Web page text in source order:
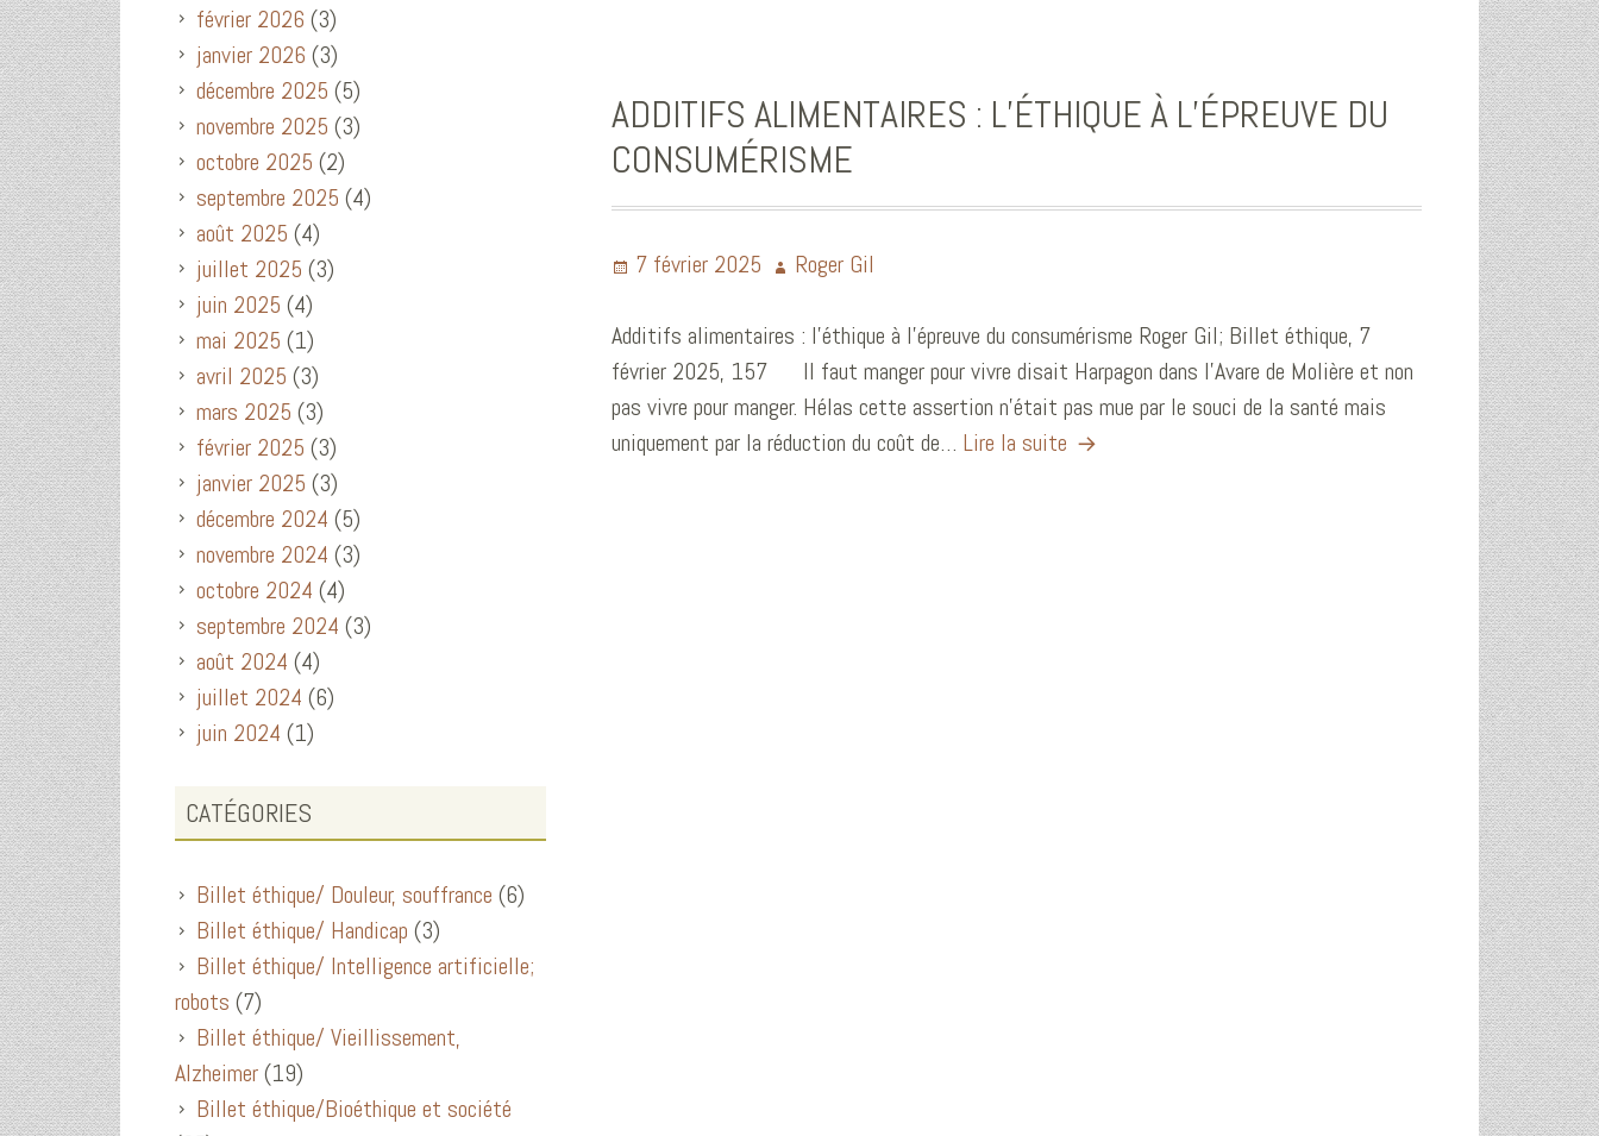
ADDITIFS ALIMENTAIRES : L’ÉTHIQUE À L’ÉPREUVE DU
CONSUMÉRISME
7 février 2025 Roger Gil
Additifs alimentaires : l’éthique à l’épreuve du consumérisme Roger Gil; Billet éthique, 7
février 2025, 157 Il faut manger pour vivre disait Harpagon dans l’Avare de Molière et non
pas vivre pour manger. Hélas cette assertion n’était pas mue par le souci de la santé mais
uniquement par la réduction du coût de… Lire la suite
février 2026 (3)
janvier 2026 (3)
décembre 2025 (5)
novembre 2025 (3)
octobre 2025 (2)
septembre 2025 (4)
août 2025 (4)
juillet 2025 (3)
juin 2025 (4)
mai 2025 (1)
avril 2025 (3)
mars 2025 (3)
février 2025 (3)
janvier 2025 (3)
décembre 2024 (5)
novembre 2024 (3)
octobre 2024 (4)
septembre 2024 (3)
août 2024 (4)
juillet 2024 (6)
juin 2024 (1)
CATÉGORIES
Billet éthique/ Douleur, souffrance (6)
Billet éthique/ Handicap (3)
Billet éthique/ Intelligence artificielle;
robots (7)
Billet éthique/ Vieillissement,
Alzheimer(19)
Billet éthique/Bioéthique et société